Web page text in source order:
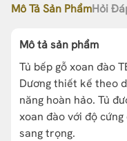
Mô Tả Sản PhẩmHỏi
Mô tả sản phẩm
Tủ bếp gỗ xoan đào
Dương thiết kế theo
năng hoàn hảo. Tủ
xoan đào với độ
sang trọng.